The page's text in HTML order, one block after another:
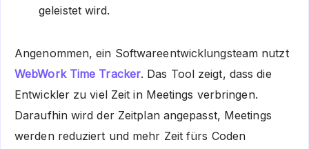
geleistet wird.
Angenommen, ein Softwareentwicklungsteam nutzt
WebWork Time Tracker. Das Tool zeigt, dass die
Entwickler zu viel Zeit in Meetings verbringen.
Daraufhin wird der Zeitplan angepasst, Meetings
werden reduziert und mehr Zeit fürs Coden